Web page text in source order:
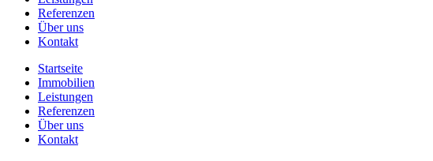
Referenzen
Über uns
Kontakt
Startseite
Immobilien
Leistungen
Referenzen
Über uns
Kontakt